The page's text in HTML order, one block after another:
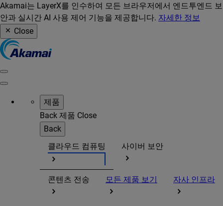
Akamai는 LayerX를 인수하여 모든 브라우저에서 엔드투엔드 보
안과 실시간 AI 사용 제어 기능을 제공합니다. 자세한 정보
Close
제품
Back 제품 Close
Back
클라우드 컴퓨팅
사이버 보안
콘텐츠 전송 모든 제품 보기 자사 인프라